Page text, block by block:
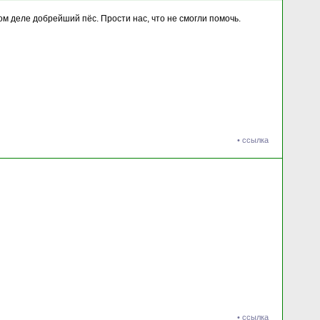
деле добрейший пёс. Прости нас, что не смогли помочь.
• ссылка
• ссылка